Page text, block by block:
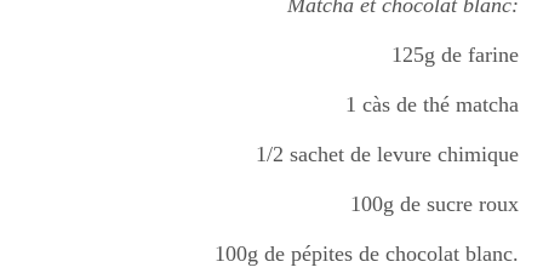
Semaines Spéciales
Matcha et chocolat blanc:
125g de farine
1 càs de thé matcha
1/2 sachet de levure chimique
100g de sucre roux
100g de pépites de chocolat blanc.